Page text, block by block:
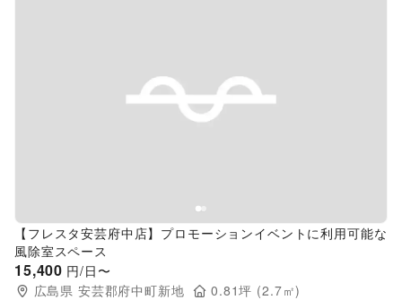
Previous slide
【フレスタ安芸府中店】プロモーションイベントに利用可能な
風除室スペース
15,400 円/日〜
広島県 安芸郡府中町新地 0.81坪 (2.7㎡)